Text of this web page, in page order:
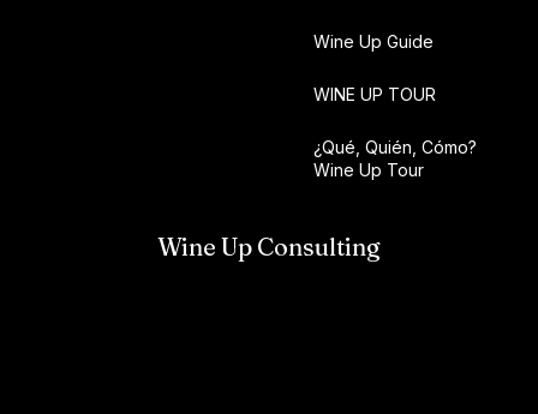
Wine Up Guide
WINE UP TOUR
¿Qué, Quién, Cómo?
Wine Up Tour
Wine Up Consulting